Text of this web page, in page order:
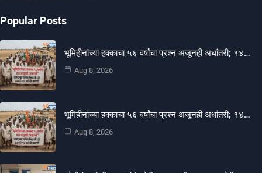
Popular Posts
भूमिहीनांच्या हक्काचा ५६ वर्षांचा प्रश्न अजूनही अधांतरी; १४…
Aug 8, 2026
भूमिहीनांच्या हक्काचा ५६ वर्षांचा प्रश्न अजूनही अधांतरी; १४…
Aug 8, 2026